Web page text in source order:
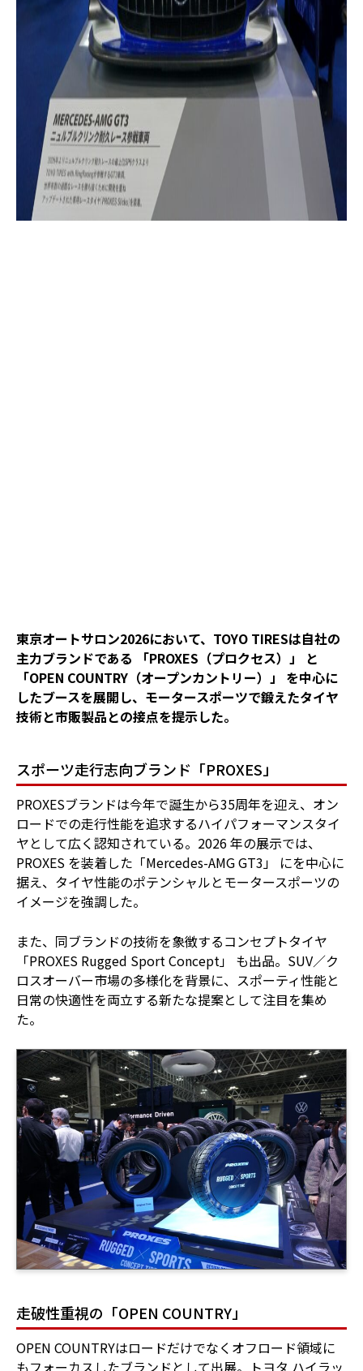
東京オートサロン2026において、TOYO TIRESは自社の
主力ブランドである 「PROXES（プロクセス）」 と
「OPEN COUNTRY（オープンカントリー）」 を中心に
したブースを展開し、モータースポーツで鍛えたタイヤ
技術と市販製品との接点を提示した。
スポーツ走行志向ブランド「PROXES」
PROXESブランドは今年で誕生から35周年を迎え、オン
ロードでの走行性能を追求するハイパフォーマンスタイ
ヤとして広く認知されている。2026 年の展示では、
PROXES を装着した「Mercedes-AMG GT3」 にを中心に
据え、タイヤ性能のポテンシャルとモータースポーツの
イメージを強調した。
また、同ブランドの技術を象徴するコンセプトタイヤ
「PROXES Rugged Sport Concept」 も出品。SUV／ク
ロスオーバー市場の多様化を背景に、スポーティ性能と
日常の快適性を両立する新たな提案として注目を集め
た。
走破性重視の「OPEN COUNTRY」
OPEN COUNTRYはロードだけでなくオフロード領域に
もフォーカスしたブランドとして出展。トヨタ ハイラッ